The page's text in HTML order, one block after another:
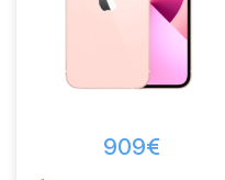
909€